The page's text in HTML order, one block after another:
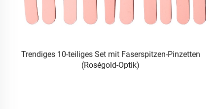
Trendiges 10-teiliges Set mit Faserspitzen-Pinzetten
(Roségold-Optik)